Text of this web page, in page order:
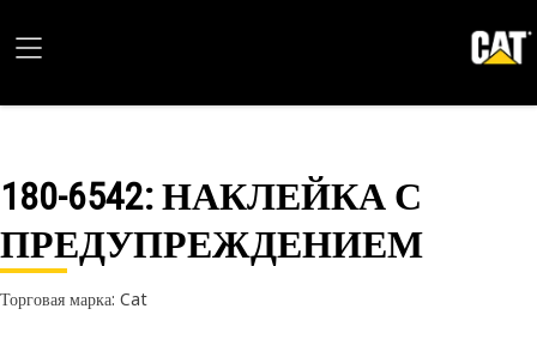
180-6542: НАКЛЕЙКА С
ПРЕДУПРЕЖДЕНИЕМ
Торговая марка: Cat